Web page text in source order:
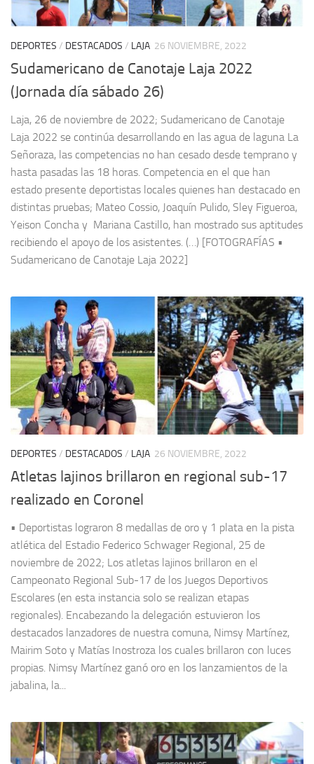
DEPORTES / DESTACADOS / LAJA 26 NOVIEMBRE, 2022
Sudamericano de Canotaje Laja 2022
(Jornada día sábado 26)
Laja, 26 de noviembre de 2022; Sudamericano de Canotaje
Laja 2022 se continúa desarrollando en las agua de laguna La
Señoraza, las competencias no han cesado desde temprano y
hasta pasadas las 18 horas. Competencia en el que han
estado presente deportistas locales quienes han destacado en
distintas pruebas; Mateo Cossio, Joaquín Pulido, Sley Figueroa,
Yeison Concha y Mariana Castillo, han mostrado sus aptitudes
recibiendo el apoyo de los asistentes. (…) [FOTOGRAFÍAS •
Sudamericano de Canotaje Laja 2022]
DEPORTES / DESTACADOS / LAJA 26 NOVIEMBRE, 2022
Atletas lajinos brillaron en regional sub-17
realizado en Coronel
• Deportistas lograron 8 medallas de oro y 1 plata en la pista
atlética del Estadio Federico Schwager Regional, 25 de
noviembre de 2022; Los atletas lajinos brillaron en el
Campeonato Regional Sub-17 de los Juegos Deportivos
Escolares (en esta instancia solo se realizan etapas
regionales). Encabezando la delegación estuvieron los
destacados lanzadores de nuestra comuna, Nimsy Martínez,
Mairim Soto y Matías Inostroza los cuales brillaron con luces
propias. Nimsy Martínez ganó oro en los lanzamientos de la
jabalina, la...